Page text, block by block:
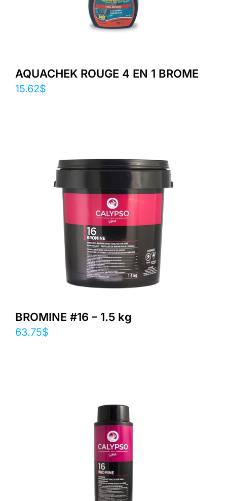
AQUACHEK ROUGE 4 EN 1 BROME
15.62$
BROMINE #16 – 1.5 kg
63.75$